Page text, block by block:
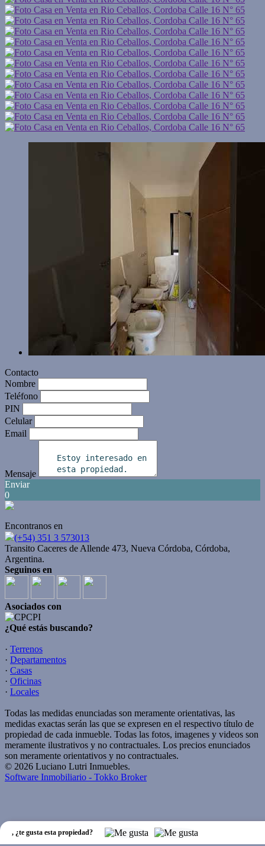
, ¿te gusta esta propiedad?
Contacto
Nombre
Teléfono
PIN
Celular
Email
Mensaje
Enviar
0
Encontranos en
(+54) 351 3 573013
Transito Caceres de Allende 473, Nueva Córdoba, Córdoba,
Argentina.
Seguinos en
Asociados con
¿Qué estás buscando?
· Terrenos
· Departamentos
· Casas
· Oficinas
· Locales
Todas las medidas enunciadas son meramente orientativas, las
medidas exactas serán las que se expresen en el respectivo título de
propiedad de cada inmueble. Todas las fotos, imagenes y videos son
meramente ilustrativos y no contractuales. Los precios enunciados
son meramente orientativos y no contractuales.
© 2026 Luciano Lutri Inmuebles.
Software Inmobiliario - Tokko Broker